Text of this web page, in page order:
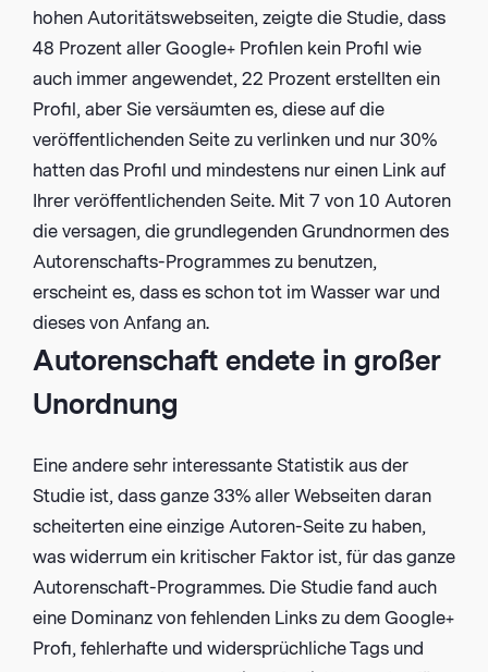
hohen Autoritätswebseiten, zeigte die Studie, dass
48 Prozent aller Google+ Profilen kein Profil wie
auch immer angewendet, 22 Prozent erstellten ein
Profil, aber Sie versäumten es, diese auf die
veröffentlichenden Seite zu verlinken und nur 30%
hatten das Profil und mindestens nur einen Link auf
Ihrer veröffentlichenden Seite. Mit 7 von 10 Autoren
die versagen, die grundlegenden Grundnormen des
Autorenschafts-Programmes zu benutzen,
erscheint es, dass es schon tot im Wasser war und
dieses von Anfang an.
Autorenschaft endete in großer
Unordnung
Eine andere sehr interessante Statistik aus der
Studie ist, dass ganze 33% aller Webseiten daran
scheiterten eine einzige Autoren-Seite zu haben,
was widerrum ein kritischer Faktor ist, für das ganze
Autorenschaft-Programmes. Die Studie fand auch
eine Dominanz von fehlenden Links zu dem Google+
Profi, fehlerhafte und widersprüchliche Tags und